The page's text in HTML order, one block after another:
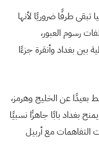
طرفًا ضروريًا لأنها
رسوم العبور،
بين بغداد وأنقرة جزءًا
بعيدًا عن الخليج وهرمز،
بغداد بابًا جاهزًا نسبيًا
مع أربيل